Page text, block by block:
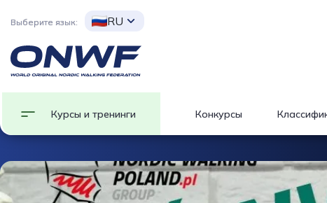
Выберите язык: RU
Курсы и тренинги Конкурсы